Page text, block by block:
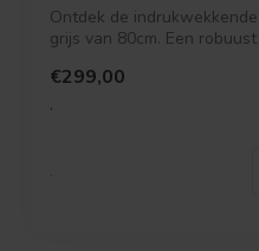
Ontdek de
grijs van 80cm. Een
€299,00
.
.